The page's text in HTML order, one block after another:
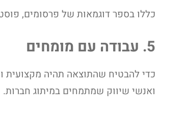
כללו בספר דוגמאות של פרסומים,
5. עבודה עם מומחים
כדי להבטיח שהתוצאה תהיה מקצועית
ואנשי שיווק שמתמחים במיתוג חברות.